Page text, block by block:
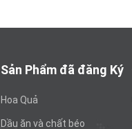
Sản Phẩm đã đăng Ký
Hoa Quả
Dầu ăn và chất béo